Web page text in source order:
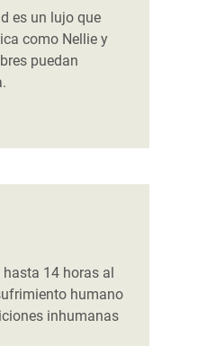
es un lujo que
como Nellie y
puedan
14 horas al
humano
inhumanas